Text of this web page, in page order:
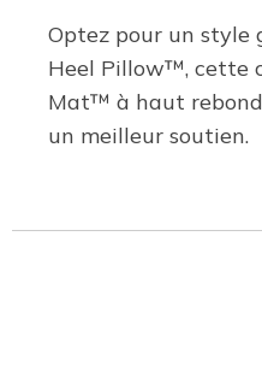
Optez pour un style
Heel Pillow™, cette
Mat™ à haut
un meilleur soutien.